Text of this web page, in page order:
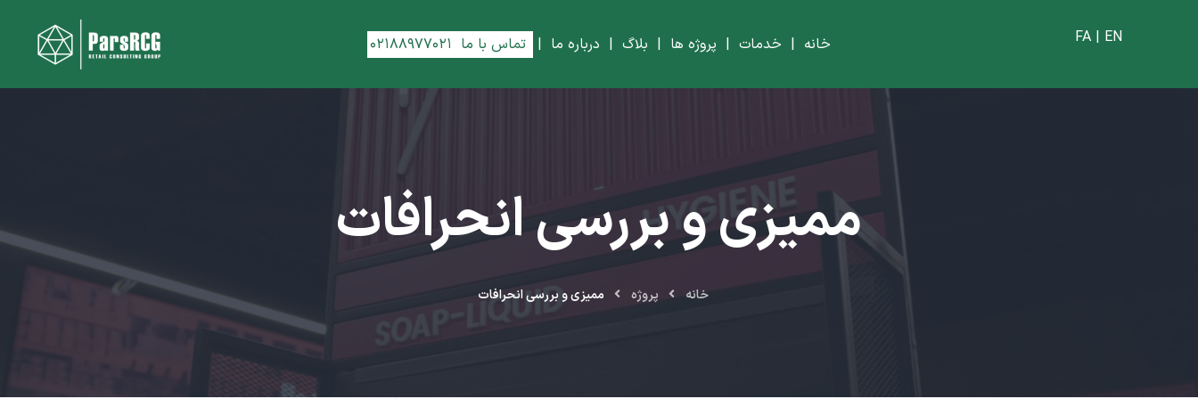
FA | EN خانه | خدمات| پروژه ها | بلاگ| درباره ما | تماس با ما ۰۲۱۸۸۹۷۷۰۲۱
ممیزی و بررسی انحرافات
خانه پروژه ممیزی و بررسی انحرافات